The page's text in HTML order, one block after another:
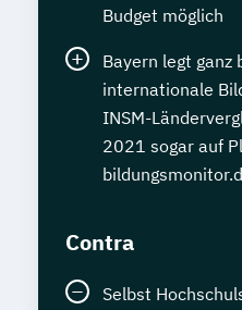
Budget möglich
Bayern legt ganz
internationale
INSM-
2021 sogar auf
Contra
Selbst